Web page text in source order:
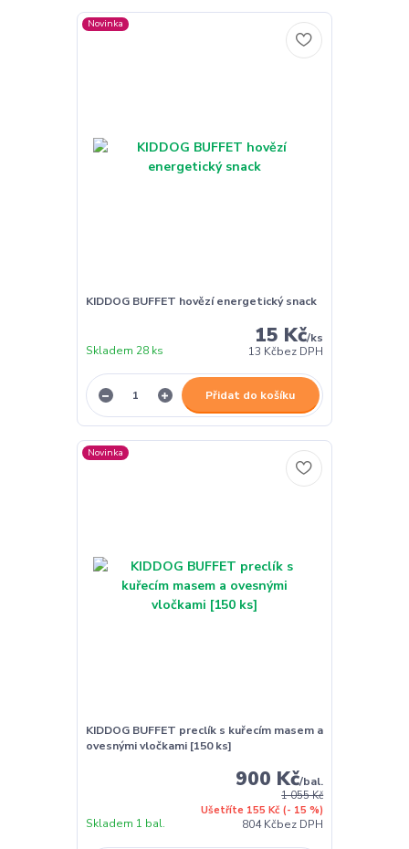
Novinka
KIDDOG BUFFET hovězí energetický snack
15 Kč/ks
13 Kčbez DPH
Skladem 28 ks
Přidat do košíku
Novinka
KIDDOG BUFFET preclík s kuřecím masem a
ovesnými vločkami [150 ks]
1 055 Kč
Ušetříte 155 Kč (- 15 %)
900 Kč/bal.
804 Kčbez DPH
Skladem 1 bal.